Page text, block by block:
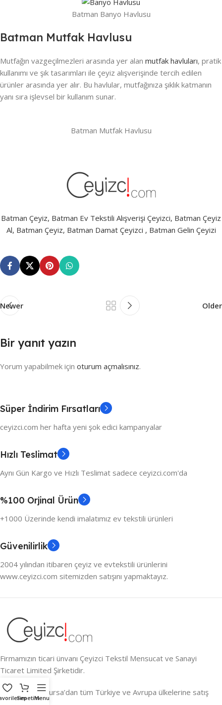
Batman Banyo Havlusu
Batman Mutfak Havlusu
Mutfağın vazgeçilmezleri arasında yer alan mutfak havluları, pratik
kullanımı ve şık tasarımları ile çeyiz alışverişinde tercih edilen
ürünler arasında yer alır. Bu havlular, mutfağınıza şıklık katmanın
yanı sıra işlevsel bir kullanım sunar.
Batman Mutfak Havlusu
Batman Çeyiz, Batman Ev Tekstili Alışverişi Çeyizci, Batman Çeyiz
Al, Batman Çeyiz, Batman Damat Çeyizci , Batman Gelin Çeyizi
Newer Older
Bir yanıt yazın
Yorum yapabilmek için oturum açmalısınız.
Süper İndirim Fırsatları
ceyizci.com her hafta yeni şok edici kampanyalar
Hızlı Teslimat
Aynı Gün Kargo ve Hızlı Teslimat sadece ceyizci.com'da
%100 Orjinal Ürün
+1000 Üzerinde kendi imalatımız ev tekstili ürünleri
Güvenilirlik
2004 yılından itibaren çeyiz ve evtekstili ürünlerini
www.ceyizci.com sitemizden satışını yapmaktayız.
Firmamızın ticari ünvanı Çeyizci Tekstil Mensucat ve Sanayi
Ticaret Limited Şirketidir.
Çeyizin Kalbi Bursa’dan tüm Türkiye ve Avrupa ülkelerine satış
SepetimMenu